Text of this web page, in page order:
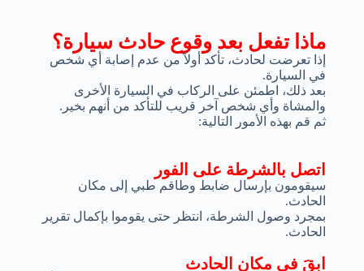
ماذا تفعل بعد وقوع حادث سيارة؟
إذا تعرضت لحادث، تأكد أولاً من عدم إصابة أي شخص
في السيارة.
بعد ذلك، اطمئن على الركاب في السيارة الأخرى
والمشاة وأي شخص آخر قريب للتأكد من أنهم بخير.
ثم قم بهذه الأمور التالية:
ابقَ في مكان الحادث
اتصل بالشرطة على الفور
سيقومون بإرسال ضابط وطاقم طبي إلى مكان
الحادث.
بمجرد وصول الشرطة، انتظر حتى يقوموا بإكمال تقرير
الحادث.